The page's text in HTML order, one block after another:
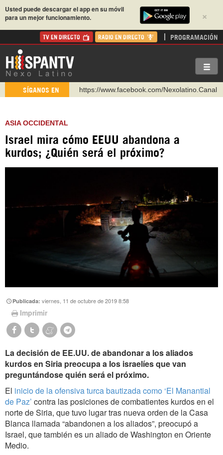
×
Usted puede descargar el app en su móvil
para un mejor funcionamiento.
TV EN DIRECTO RADIO EN DIRECTO PROGRAMACIÓN
SÍGANOS EN
https://www.facebook.com/Nexolatino.Canal
https://t.me/hispantvcanal
https://urmedium.com/c/hispantv
ASIA OCCIDENTAL
Israel mira cómo EEUU abandona a
kurdos; ¿Quién será el próximo?
Publicada:viernes, 11 de octubre de 2019 8:58
Imprimir
La decisión de EE.UU. de abandonar a los aliados
kurdos en Siria preocupa a Ios israelíes que van
preguntándose quién será el próximo.
El inicio de la ofensiva turca bautizada como ‘El Manantial
de Paz’ contra las posiciones de combatientes kurdos en el
norte de Siria, que tuvo lugar tras nueva orden de la Casa
Blanca llamada “abandonen a los aliados”, preocupó a
Israel, que también es un aliado de Washington en Oriente
Medio.